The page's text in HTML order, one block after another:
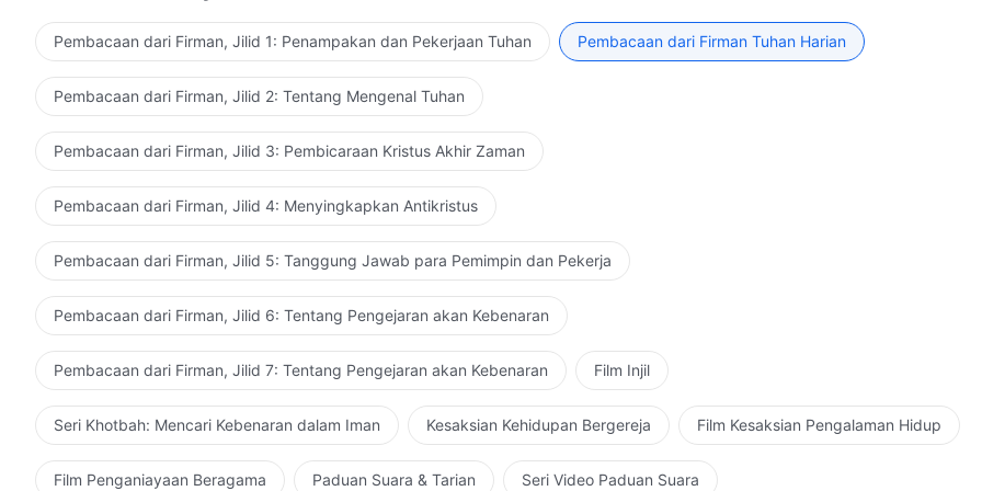
Tuhan yang sudah melekat, Tuhan tidak akan menyelamatkan engkau. Dia bukan saja tidak akan memuji
pengetahuanmu, tetapi Dia juga akan membalasmu sebagai seorang pendosa yang menghina Dia. Kata-kata
tentang pengenalan Tuhan tidaklah bisa dibicarakan dengan enteng. Walau engkau mungkin bermulut manis
dan pandai bersilat lidah, dan kata-katamu bisa menghidupkan orang mati, dan mematikan orang hidup,
engkau masih tidak memiliki kedalaman ketika membicarakan pengetahuan tentang Tuhan. Tuhan bukanlah
seseorang yang bisa engkau nilai dengan sembrono, atau puji dengan santai, atau rendahkan dengan sepele.
Engkau memuji setiap orang dan semua orang, tetapi engkau sulit menemukan kata-kata yang tepat untuk
menjelaskan kebajikan dan kemurahan Tuhan—dan inilah yang dipelajari oleh setiap pecundang. Meski banyak
ahli bahasa yang mampu menjelaskan Tuhan, keakuratan dari penggambaran mereka hanyalah seperseratus
dari kebenaran yang diucapkan oleh orang-orang yang dimiliki oleh Tuhan, yang hanya memiliki
perbendaharaan kata yang terbatas namun memiliki pengalaman yang kaya. Jadi bisa dilihat bahwa
pengetahuan akan Tuhan terletak pada keakuratan dan aktualitas, bukan pada penggunaan kata-kata yang
cerdas atau kekayaan perbendaharaan kata, dan bahwa pengetahuan manusia dan pengetahuan tentang
Tuhan sama sekali tidaklah berkaitan. Pelajaran mengenal Tuhan adalah lebih tinggi dari semua ilmu
pengetahuan alam manusia. Inilah pelajaran yang hanya bisa dicapai oleh sejumlah kecil orang yang berusaha
mengenal Tuhan, dan tidak bisa dicapai oleh orang yang sekadar berbakat. Jadi kamu sekalian tidak boleh
menganggap upaya mengenal Tuhan dan mengejar kebenaran sebagai upaya yang bisa dicapai oleh seorang
Pembacaan dari Firman, Jilid 1: Penampakan dan Pekerjaan Tuhan Pembacaan dari Firman Tuhan Harian
Pembacaan dari Firman, Jilid 2: Tentang Mengenal Tuhan
Pembacaan dari Firman, Jilid 3: Pembicaraan Kristus Akhir Zaman
Pembacaan dari Firman, Jilid 4: Menyingkapkan Antikristus
Pembacaan dari Firman, Jilid 5: Tanggung Jawab para Pemimpin dan Pekerja
Pembacaan dari Firman, Jilid 6: Tentang Pengejaran akan Kebenaran
Pembacaan dari Firman, Jilid 7: Tentang Pengejaran akan Kebenaran Film Injil
Seri Khotbah: Mencari Kebenaran dalam Iman Kesaksian Kehidupan Bergereja Film Kesaksian Pengalaman Hidup
Film Penganiayaan Beragama Paduan Suara & Tarian Seri Video Paduan Suara